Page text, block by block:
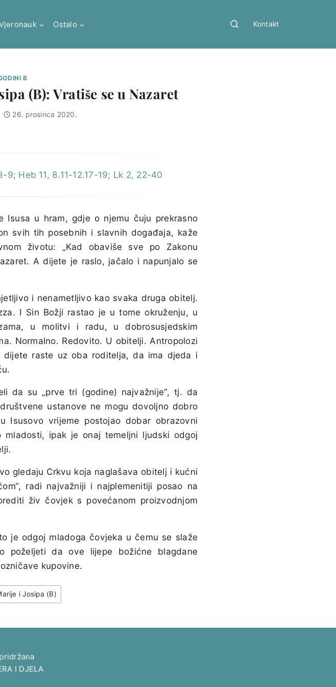
Ostalo Kontakt
B
(B): Vratiše se u Nazaret
26. prosinca 2020.
9; Heb 11, 8.11-12.17-19; Lk 2, 22-40
Isusa u hram, gdje o njemu čuju prekrasno
svih tih posebnih i slavnih događaja, kaže
životu: „Kad obaviše sve po Zakonu
A dijete je raslo, jačalo i napunjalo se
i nenametljivo kao svaka druga obitelj.
I Sin Božji rastao je u tome okruženju, u
u molitvi i radu, u dobrosusjedskim
Normalno. Redovito. U obitelji. Antropolozi
raste uz oba roditelja, da ima djeda i
da su „prve tri (godine) najvažnije“, tj. da
ustanove ne mogu dovoljno dobro
vrijeme postojao dobar obrazovni
ipak je onaj temeljni ljudski odgoj
gledaju Crkvu koja naglašava obitelj i kućni
radi najvažniji i najplemenitiji posao na
živ čovjek s povećanom proizvodnjom
je odgoj mladoga čovjeka u čemu se slaže
poželjeti da ove lijepe božićne blagdane
kupovine.
i Josipa (B)
I DJELA